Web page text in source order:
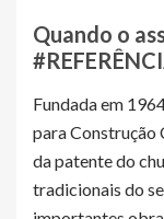
Quando o
Fundada em
para Construção
da patente do
tradicionais do